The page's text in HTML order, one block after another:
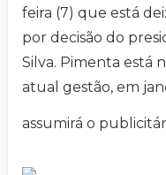
feira (7) que está
por decisão do
Silva. Pimenta está
atual gestão, em
assumirá o